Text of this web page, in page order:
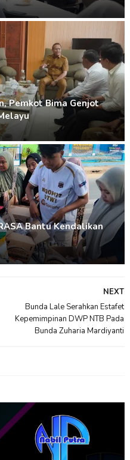
Pemkot Bima Genjot
Bantu Kendalikan
NEXT
Bunda Lale Serahkan Estafet
Kepemimpinan DWP NTB Pada
Bunda Zuharia Mardiyanti